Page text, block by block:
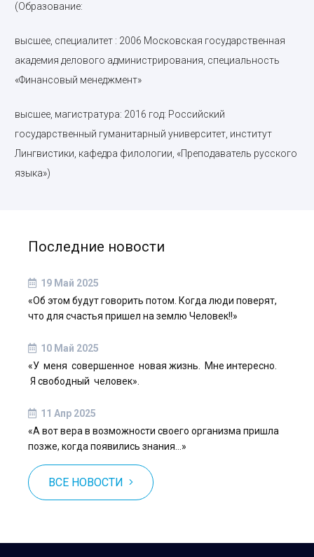
(Образование:
высшее, специалитет : 2006 Московская государственная
академия делового администрирования, специальность
«Финансовый менеджмент»
высшее, магистратура: 2016 год: Российский
государственный гуманитарный университет, институт
Лингвистики, кафедра филологии, «Преподаватель русского
языка»)
Последние новости
19 Май 2025
«Об этом будут говорить потом. Когда люди поверят,
что для счастья пришел на землю Человек!!»
10 Май 2025
«У меня совершенное новая жизнь. Мне интересно.
Я свободный человек».
11 Апр 2025
«А вот вера в возможности своего организма пришла
позже, когда появились знания…»
ВСЕ НОВОСТИ